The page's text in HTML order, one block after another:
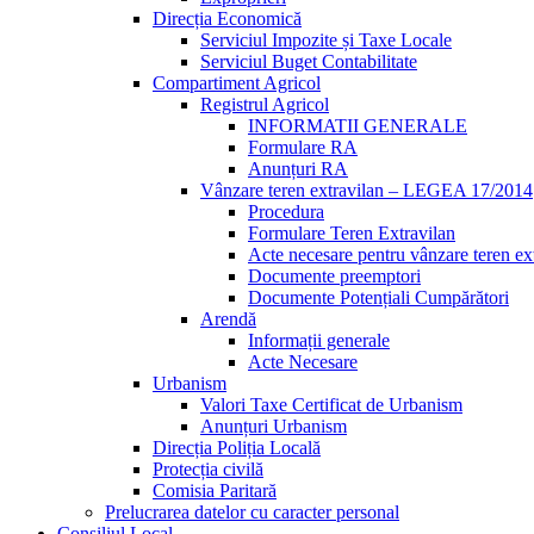
Direcția Economică
Serviciul Impozite și Taxe Locale
Serviciul Buget Contabilitate
Compartiment Agricol
Registrul Agricol
INFORMATII GENERALE
Formulare RA
Anunțuri RA
Vânzare teren extravilan – LEGEA 17/2014
Procedura
Formulare Teren Extravilan
Acte necesare pentru vânzare teren
Documente preemptori
Documente Potențiali Cumpărători
Arendă
Informații generale
Acte Necesare
Urbanism
Valori Taxe Certificat de Urbanism
Anunțuri Urbanism
Direcția Poliția Locală
Protecția civilă
Comisia Paritară
Prelucrarea datelor cu caracter personal